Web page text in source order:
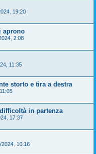
19:20
aprono
2:08
11:35
storto e tira a destra
in partenza
17:37
2024, 10:16